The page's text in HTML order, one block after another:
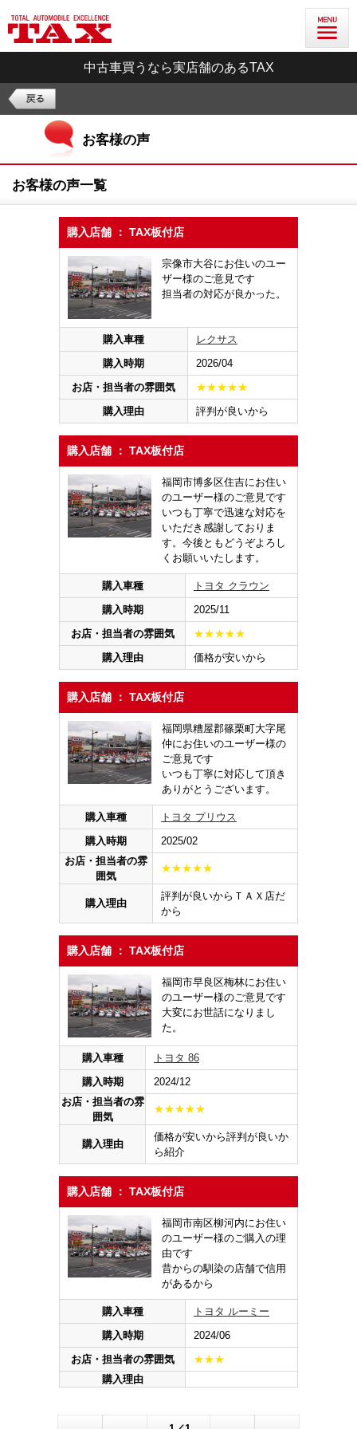
中古車買うなら実店舗のあるTAX
お客様の声
お客様の声一覧
購入店舗 ： TAX板付店
宗像市大谷にお住いのユー
ザー様のご意見です
担当者の対応が良かった。
購入車種
レクサス
購入時期
2026/04
お店・担当者の雰囲気
★★★★★
購入理由
評判が良いから
購入店舗 ： TAX板付店
福岡市博多区住吉にお住い
のユーザー様のご意見です
いつも丁寧で迅速な対応を
いただき感謝しておりま
す。今後ともどうぞよろし
くお願いいたします。
購入車種
トヨタ クラウン
購入時期
2025/11
お店・担当者の雰囲気
★★★★★
購入理由
価格が安いから
購入店舗 ： TAX板付店
福岡県糟屋郡篠栗町大字尾
仲にお住いのユーザー様の
ご意見です
いつも丁寧に対応して頂き
ありがとうございます。
購入車種
トヨタ プリウス
購入時期
2025/02
お店・担当者の雰
囲気
★★★★★
購入理由
評判が良いからＴＡＸ店だ
から
購入店舗 ： TAX板付店
福岡市早良区梅林にお住い
のユーザー様のご意見です
大変にお世話になりまし
た。
購入車種
トヨタ 86
購入時期
2024/12
お店・担当者の雰
囲気
★★★★★
購入理由
価格が安いから評判が良いか
ら紹介
購入店舗 ： TAX板付店
福岡市南区柳河内にお住い
のユーザー様のご購入の理
由です
昔からの馴染の店舗で信用
があるから
購入車種
トヨタ ルーミー
購入時期
2024/06
お店・担当者の雰囲気
★★★
購入理由